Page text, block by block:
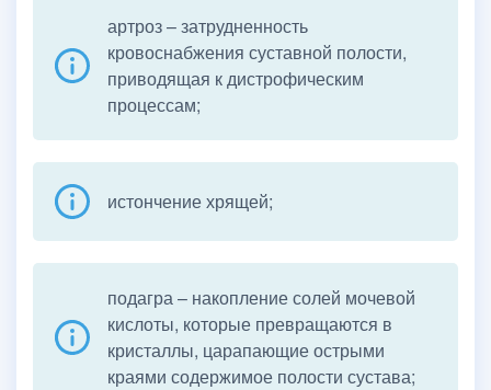
артроз – затрудненность
кровоснабжения суставной полости,
приводящая к дистрофическим
процессам;
истончение хрящей;
подагра – накопление солей мочевой
кислоты, которые превращаются в
кристаллы, царапающие острыми
краями содержимое полости сустава;